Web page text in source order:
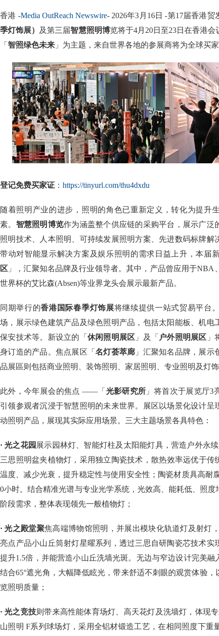
香港 -Media OutReach Newswire- 2026年3月16日 -第17届香港贸
季灯饰展）
及第三届智慧照明博览将于4月20日至23日在香港
「 智照绿色未来 」为主题，来自世界各地的参展商将为全球买
登记免费买家证 ： https://tinyurl.com/thu4dxdu
随着照明产业的进步，照明的角色已重新定义，转化为提升
素。 智慧照明博览作为涵盖整个供应链的采购平台，展示广泛
照明技术、人本照明、可持续发展照明方案、先进数码标牌解
带动对智能显示解决方案及娱乐照明的需求日益上升，本届
区 」，汇聚知名品牌及行业领导者。其中，产品曾应用于NBA
世界杯的艾比森(Absen)等业界龙头会展示最新产品。
同期举行的香港国际春季灯饰展将继续提供一站式贸易平台
场，展示绿色建筑产品及绿色照明产品，包括太阳能板、机电
保安技术等。新设立的「 休闲照明展区 」及「 户外照明展区 」
身订造的产品。焦点展区「名灯荟萃廊 」汇聚知名品牌，展
品展區则包括商业照明、装饰照明、家居照明、专业照明及灯
此外，今年展会的焦点 ——「 光影研究所 」将首次于展览厅3
引领参观者沉浸于智慧照明的未来世界。展区以场景化设计呈
动照明产品，展现其实际应用场景。三大主题场景各具特色：
· 光之花园 展示园林灯、智能灯柱及太阳能灯具，营造户外永
三思照明盆夹植物灯，采用独立陶瓷技术，散热效率远优于传
温度、减少光衰，提升稳定性与使用安全性；陶瓷材质具高耐
0小时。结合精准光谱与专业光学系统，光效高、能耗低、照
阶段需求，整体表现领先一般植物灯；
· 光之殿堂聚焦高端博物馆照明，并展出模块化轨道灯及射灯
亮点产品小山丘筒射灯星曜系列，透过三思自研陶瓷芯技术实
提升1.5倍，并能营造小山丘洗墙光斑。无边与窄边设计完美
结合65°遮光角，大幅降低眩光，带来舒适不刺眼的观赏体验
览照明质量；
· 光之竞技则带来高性能体育场灯、高天花灯及洗墙灯，体现
山照明 F系列球场灯，采用全铝材锻造工艺，在相同照度下重